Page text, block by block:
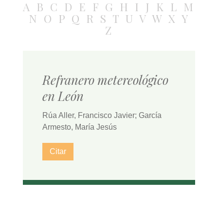
A B C D E F G H I J K L M
N O P Q R S T U V W X Y
Z
Refranero metereológico
en León
Rúa Aller, Francisco Javier; García
Armesto, María Jesús
Citar